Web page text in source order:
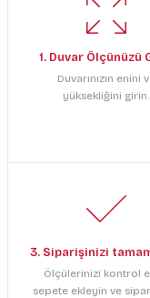
1. Duvar Ölçünüzü
Duvarınızın enini
yüksekliğini girin.
3. Siparişinizi
Ölçülerinizi kontrol
sepete ekleyin ve